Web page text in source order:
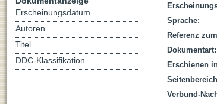
Sprache:
Referenz
Dokumentart:
Erschienen
Verbund-
Erscheinungsdatum
Autoren
Titel
DDC-Klassifikation